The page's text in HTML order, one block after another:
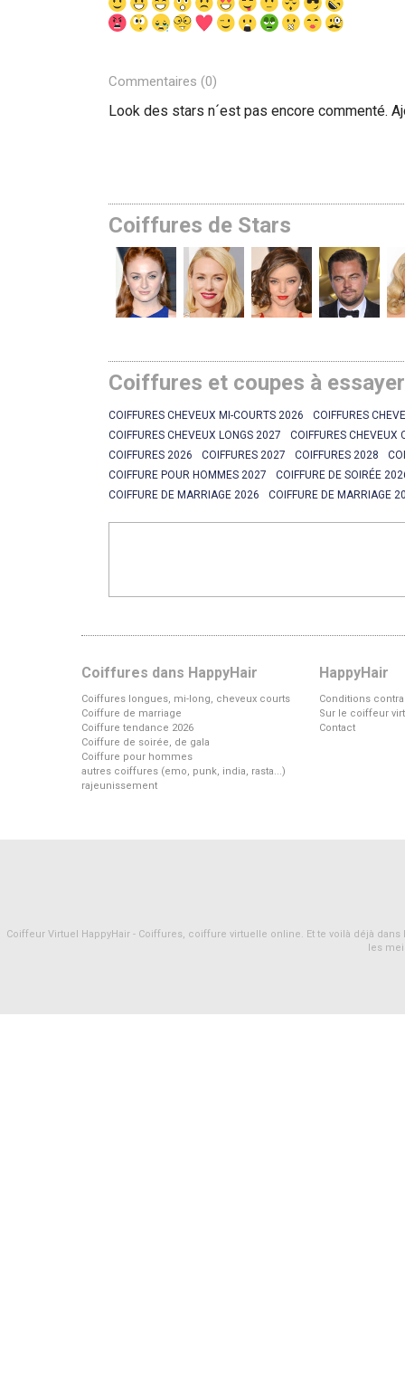
Commentaires (0)
Look des stars n´est pas encore commenté.
Coiffures de Stars
Coiffures et coupes à
COIFFURES CHEVEUX MI-COURTS 2026
COIFFURES
COIFFURES CHEVEUX LONGS 2027
COIFFURES CHEVEUX
COIFFURES 2026
COIFFURES 2027 COIFFURES 2028
COIFFURE POUR HOMMES 2027
COIFFURE DE SOIRÉE
COIFFURE DE MARRIAGE 2026
COIFFURE DE MARRIAGE
Coiffures dans HappyHair
Coiffures longues, mi-long, cheveux courts
Coiffure de marriage
Coiffure tendance 2026
Coiffure de soirée, de gala
Coiffure pour hommes
autres coiffures (emo, punk, india, rasta...)
rajeunissement
HappyHair
Conditions
Sur le coiffeur
Contact
Coiffeur Virtuel HappyHair - Coiffures, coiffure virtuelle online. Et te voilà déjà
les